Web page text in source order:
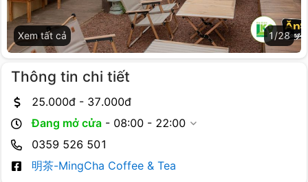
Xem tất cả 1/28
Thông tin chi tiết
25.000đ - 37.000đ
Đang mở cửa - 08:00 - 22:00
0359 526 501
明茶-MingCha Coffee & Tea